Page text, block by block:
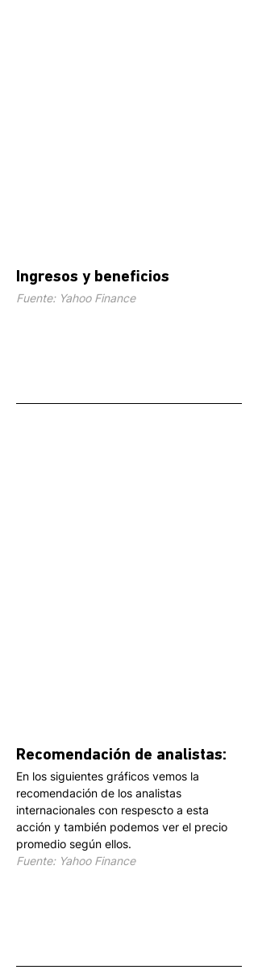
Ingresos y beneficios
Fuente: Yahoo Finance
Recomendación de analistas:
En los siguientes gráficos vemos la
recomendación de los analistas
internacionales con respescto a esta
acción y también podemos ver el precio
promedio según ellos.
Fuente: Yahoo Finance